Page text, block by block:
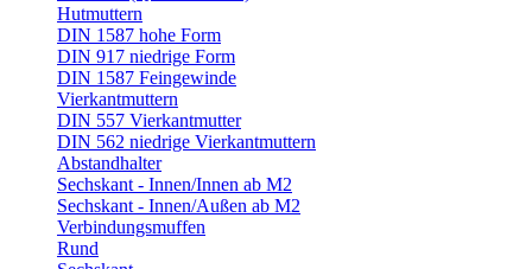
Hutmuttern
DIN 1587 hohe Form
DIN 917 niedrige Form
DIN 1587 Feingewinde
Vierkantmuttern
DIN 557 Vierkantmutter
DIN 562 niedrige Vierkantmuttern
Abstandhalter
Sechskant - Innen/Innen ab M2
Sechskant - Innen/Außen ab M2
Verbindungsmuffen
Rund